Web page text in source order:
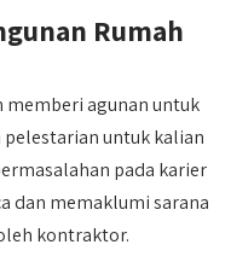
Rumah
agunan untuk
untuk kalian
pada karier
dan memaklumi sarana
kontraktor.